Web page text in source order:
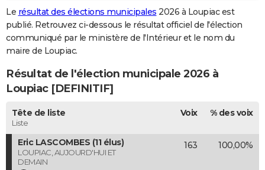
Destinations
City break
Voyage nature
Voyage de noces
Forum
Climat
+
PHOTO
GUIDES D'ACHAT
CARTE DE VOEUX
Carte de Noël
Carte Bonne année
Carte Saint-Valentin
Carte Pâques
Carte d'anniversaire
DICTIONNAIRE
PROGRAMME TV
COPAINS D'AVANT
Le résultat des élections municipales 2026 à Loupiac est
publié. Retrouvez ci-dessous le résultat officiel de l'élection
communiqué par le ministère de l'Intérieur et le nom du
maire de Loupiac.
Résultat de l'élection municipale 2026 à
Loupiac [DEFINITIF]
Tête de liste
Liste
Voix % des voix
Eric LASCOMBES (11 élus)
LOUPIAC, AUJOURD'HUI ET
DEMAIN
163 100,00%